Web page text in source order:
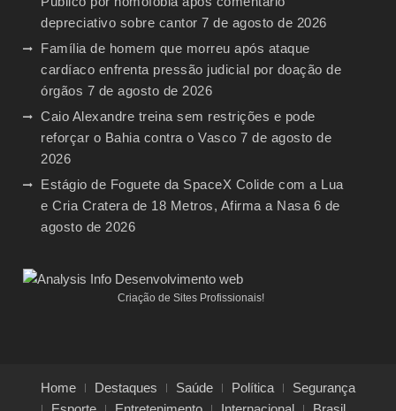
depreciativo sobre cantor 7 de agosto de 2026
Família de homem que morreu após ataque
cardíaco enfrenta pressão judicial por doação de
órgãos 7 de agosto de 2026
Caio Alexandre treina sem restrições e pode
reforçar o Bahia contra o Vasco 7 de agosto de
2026
Estágio de Foguete da SpaceX Colide com a Lua
e Cria Cratera de 18 Metros, Afirma a Nasa 6 de
agosto de 2026
Criação de Sites Profissionais!
Home Destaques Saúde Política
Segurança